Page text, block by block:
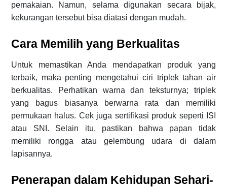
pemakaian. Namun, selama digunakan secara bijak,
kekurangan tersebut bisa diatasi dengan mudah.
Cara Memilih yang Berkualitas
Untuk memastikan Anda mendapatkan produk yang
terbaik, maka penting mengetahui ciri triplek tahan air
berkualitas. Perhatikan warna dan teksturnya; triplek
yang bagus biasanya berwarna rata dan memiliki
permukaan halus. Cek juga sertifikasi produk seperti ISI
atau SNI. Selain itu, pastikan bahwa papan tidak
memiliki rongga atau gelembung udara di dalam
lapisannya.
Penerapan dalam Kehidupan Sehari-